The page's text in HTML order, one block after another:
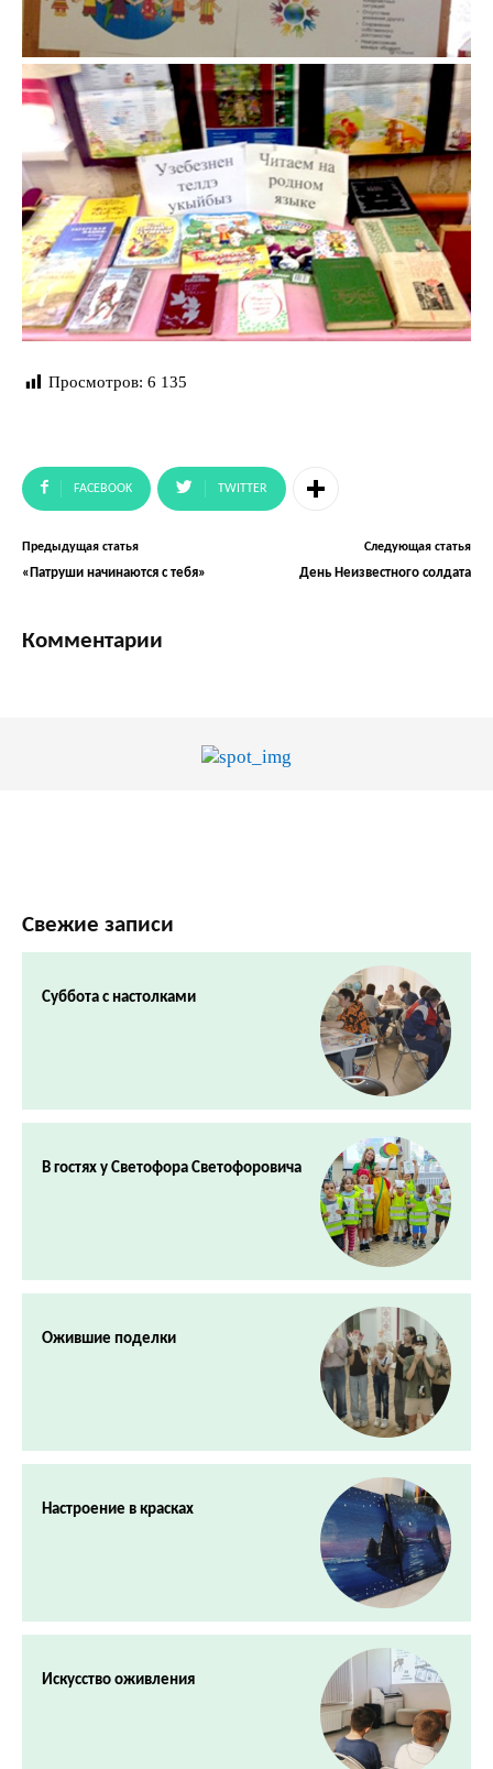
Просмотров: 6 135
FACEBOOK TWITTER
Предыдущая статья
«Патруши начинаются с тебя»
Следующая статья
День Неизвестного солдата
Комментарии
Свежие записи
Суббота с настолками
В гостях у Светофора Светофоровича
Ожившие поделки
Настроение в красках
Искусство оживления